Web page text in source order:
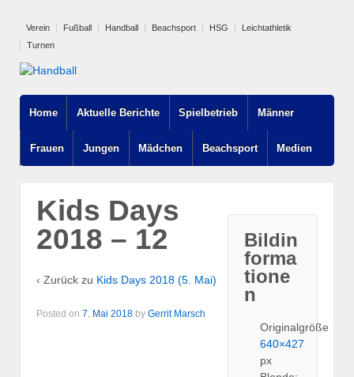
Verein Fußball Handball Beachsport HSG
Leichtathletik
Turnen
Home Aktuelle Berichte Spielbetrieb Männer
Frauen Jungen Mädchen Beachsport Medien
Kids Days
2018 – 12
‹ Zurück zu Kids Days 2018 (5. Mai)
Posted on 7. Mai 2018 by Gerrit Marsch
Bildin
forma
tione
n
Originalgröße
640×427
px